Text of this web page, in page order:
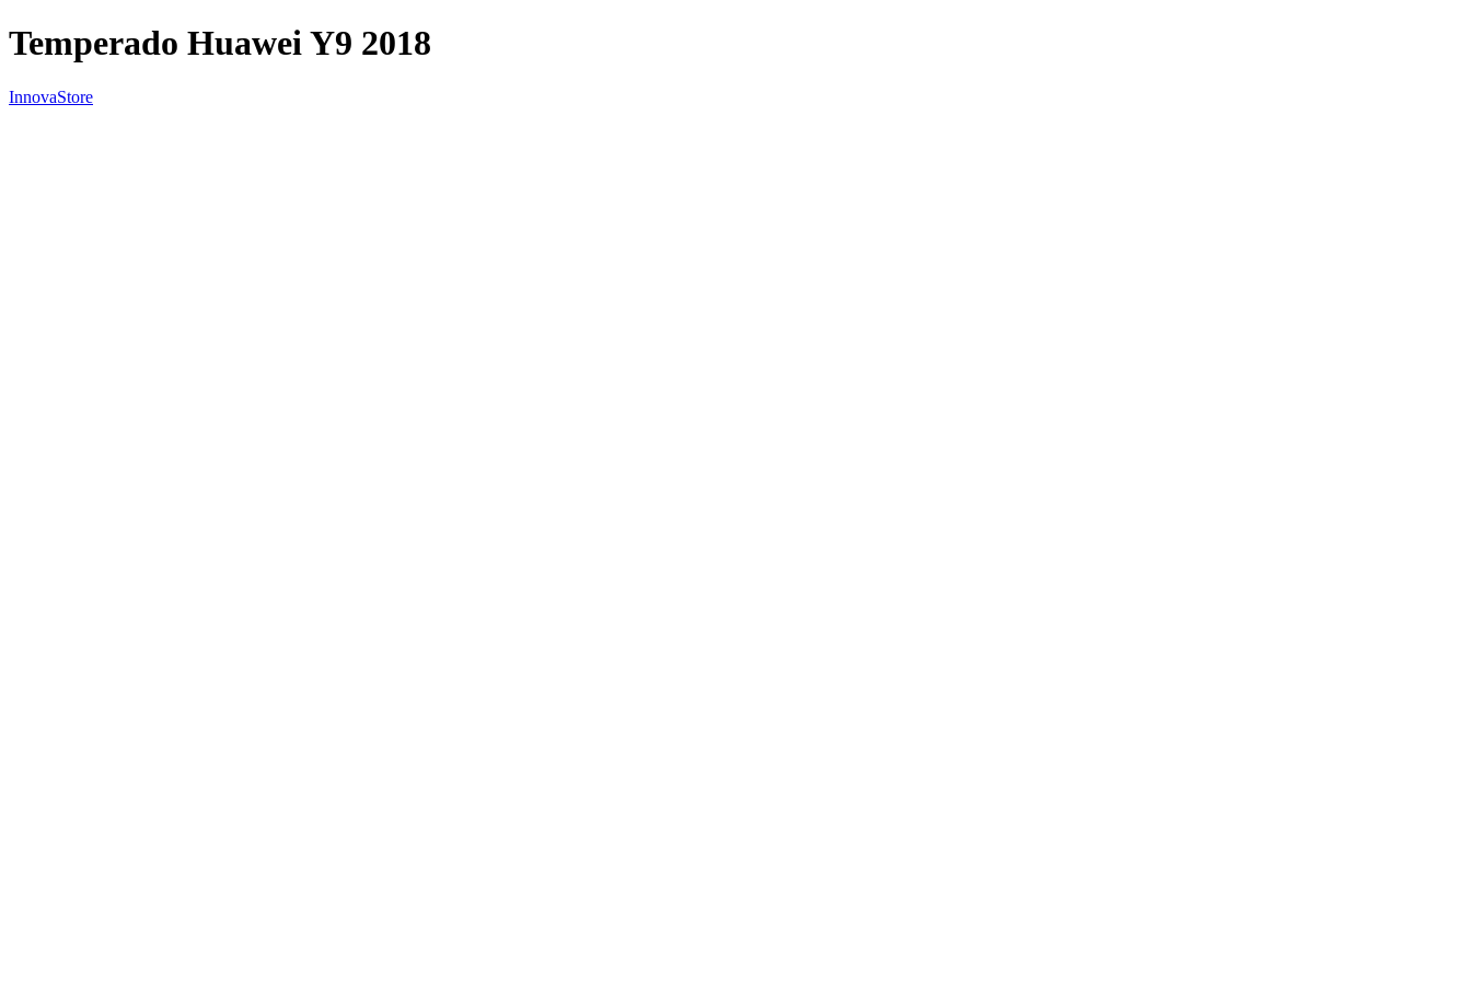
Temperado Huawei Y9 2018
InnovaStore